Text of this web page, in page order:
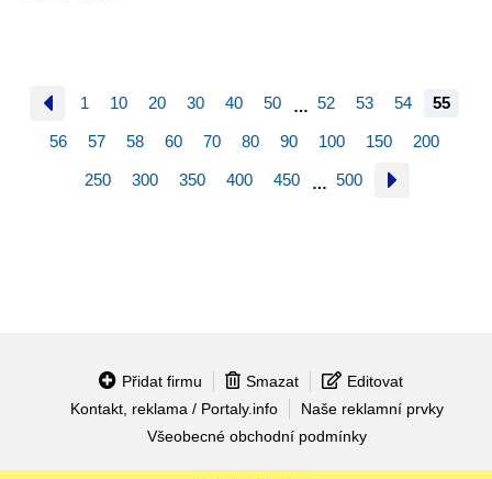
1 10 20 30 40 50 … 52 53 54 55
56 57 58 60 70 80 90 100 150 200
250 300 350 400 450 … 500
Přidat firmu Smazat
Editovat
Kontakt, reklama / Portaly.info
Naše reklamní prvky
Všeobecné obchodní podmínky